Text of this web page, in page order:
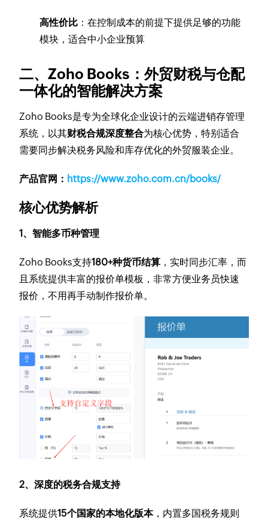
高性价比 ：在控制成本的前提下提供足够的功能
模块，适合中小企业预算
二、Zoho Books：外贸财税与仓配
一体化的智能解决方案
Zoho Books是专为全球化企业设计的云端进销存管理
系统，以其财税合规深度整合为核心优势，特别适合
需要同步解决税务风险和库存优化的外贸服装企业。
产品官网： https://www.zoho.com.cn/books/
核心优势解析
1、智能多币种管理
Zoho Books支持180+种货币结算 ，实时同步汇率，而
且系统提供丰富的报价单模板，非常方便业务员快速
报价，不用再手动制作报价单。
2、深度的税务合规支持
系统提供15个国家的本地化版本，内置多国税务规则